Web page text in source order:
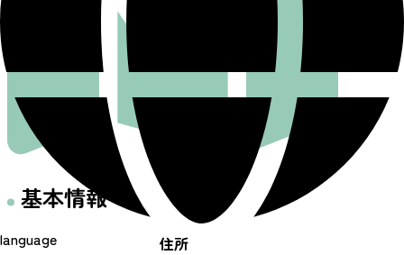
language
基本情報
住所